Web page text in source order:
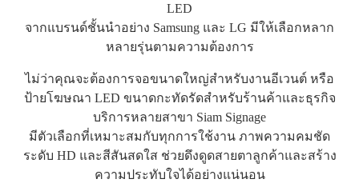
Contact
LED
จากแบรนด์ชั้นนำอย่าง Samsung และ LG มีให้เลือกหลาก
หลายรุ่นตามความต้องการ
ไม่ว่าคุณจะต้องการจอขนาดใหญ่สำหรับงานอีเวนต์ หรือ
ป้ายโฆษณา LED ขนาดกะทัดรัดสำหรับร้านค้าและธุรกิจ
บริการหลายสาขา Siam Signage
มีตัวเลือกที่เหมาะสมกับทุกการใช้งาน ภาพความคมชัด
ระดับ HD และสีสันสดใส ช่วยดึงดูดสายตาลูกค้าและสร้าง
ความประทับใจได้อย่างแน่นอน